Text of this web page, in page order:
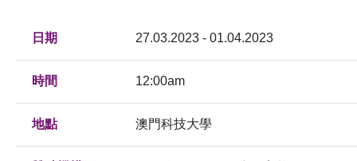
日期 27.03.2023 - 01.04.2023
時間 12:00am
地點 澳門科技大學